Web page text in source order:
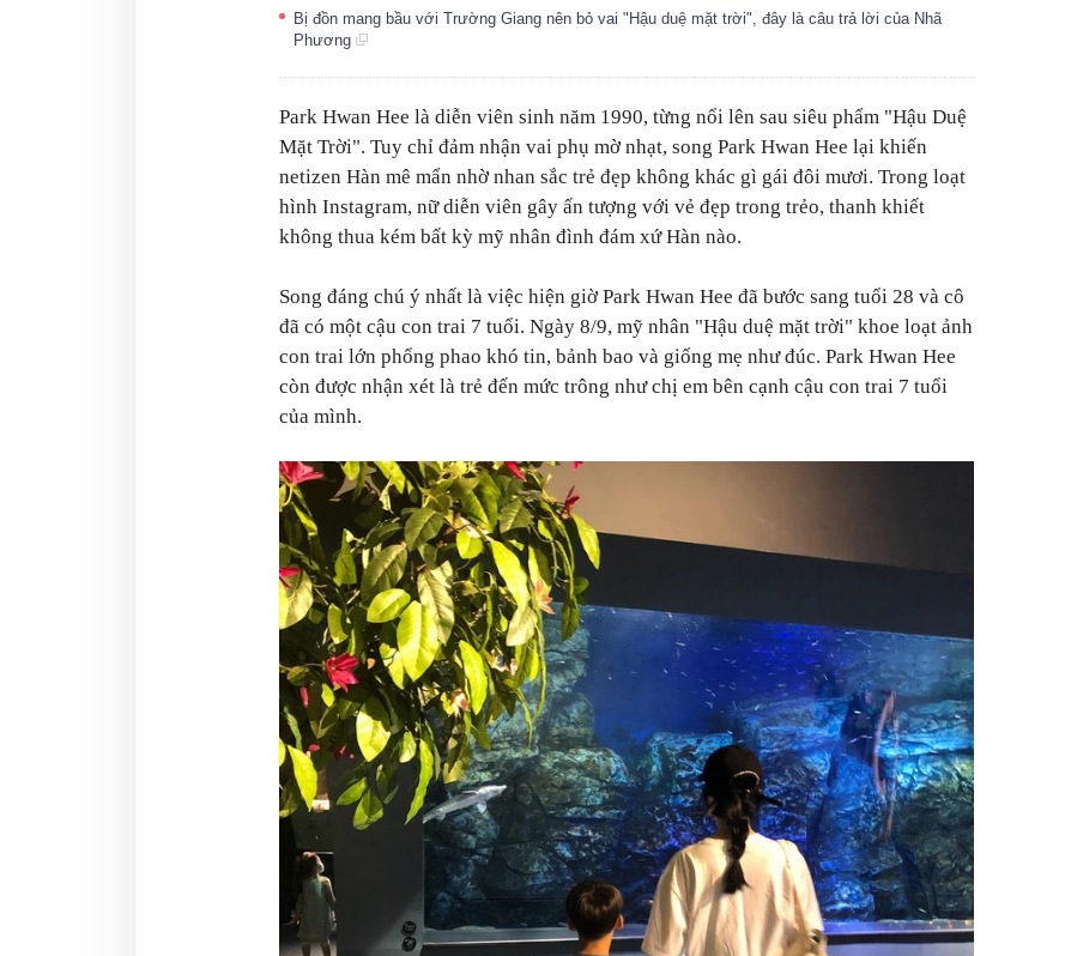
Bị đồn mang bầu với Trường Giang nên bỏ vai "Hậu duệ mặt trời", đây là câu trả lời của Nhã
Phương
Park Hwan Hee là diễn viên sinh năm 1990, từng nổi lên sau siêu phẩm "Hậu Duệ
Mặt Trời". Tuy chỉ đảm nhận vai phụ mờ nhạt, song Park Hwan Hee lại khiến
netizen Hàn mê mẩn nhờ nhan sắc trẻ đẹp không khác gì gái đôi mươi. Trong loạt
hình Instagram, nữ diễn viên gây ấn tượng với vẻ đẹp trong trẻo, thanh khiết
không thua kém bất kỳ mỹ nhân đình đám xứ Hàn nào.
Song đáng chú ý nhất là việc hiện giờ Park Hwan Hee đã bước sang tuổi 28 và cô
đã có một cậu con trai 7 tuổi. Ngày 8/9, mỹ nhân "Hậu duệ mặt trời" khoe loạt ảnh
con trai lớn phổng phao khó tin, bảnh bao và giống mẹ như đúc. Park Hwan Hee
còn được nhận xét là trẻ đến mức trông như chị em bên cạnh cậu con trai 7 tuổi
của mình.